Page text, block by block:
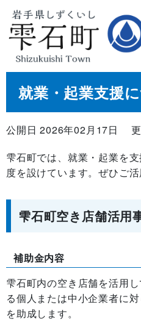
就業・起業支援
公開日 2026年02月17日
雫石町では、就業・起業を
度を設けています。ぜひご活
雫石町空き店舗活用
補助金内容
雫石町内の空き店舗を活用
る個人または中小企業者に
を助成します。